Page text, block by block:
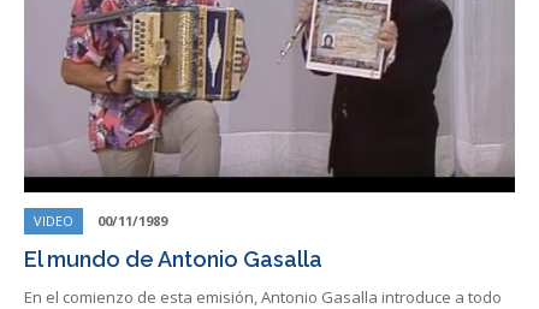
VIDEO 00/11/1989
El mundo de Antonio Gasalla
En el comienzo de esta emisión, Antonio Gasalla introduce a todo